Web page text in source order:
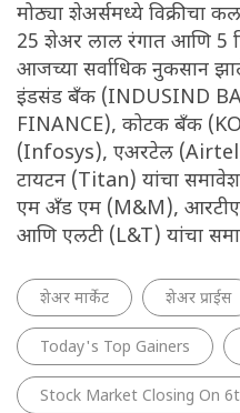
मोठ्या शेअर्समध्ये विक्रीचा
25 शेअर लाल रंगात आणि 5
आजच्या सर्वाधिक नुकसान
इंडसंड बँक (INDUSIND
FINANCE), कोटक बँक
(Infosys), एअरटेल
टायटन (Titan) यांचा
एम अँड एम (M&M),
आणि एलटी (L&T) यांचा
शेअर मार्केट शेअर प्राईस
Today's Top Gainers
Stock Market Closing On